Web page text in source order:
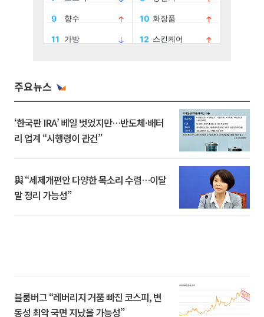
주요뉴스
‘한국판 IRA’ 베일 벗었지만…반도체·배터
리 업계 “시행령이 관건”
與 “세제개편안 다양한 목소리 수렴…이달
말 정리 가능성”
블룸버그 “레버리지 거품 빠진 코스피, 변
동성 최악 국면 지났을 가능성”